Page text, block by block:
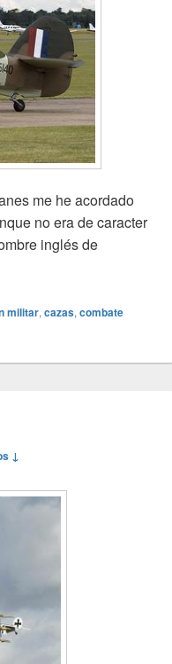
me he acordado
no era de caracter
inglés de
militar, cazas, combate
↓